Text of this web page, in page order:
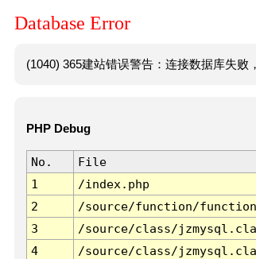
Database Error
(1040) 365建站错误警告：连接数据库失败
PHP Debug
No. File
1
/index.php
2
/source/function/
3
/source/class/
4
/source/class/